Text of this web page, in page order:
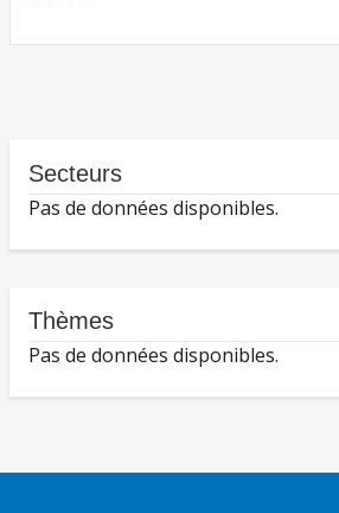
Secteurs
Pas de données disponibles.
Thèmes
Pas de données disponibles.